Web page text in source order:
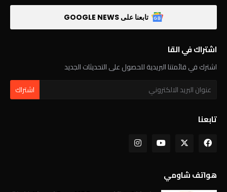
تابعنا على GOOGLE NEWS
اشتراك في القا
اشترك في قائمتنا البريدية للحصول على التحديثات الجديد
تابعنا
هواتف شاومي